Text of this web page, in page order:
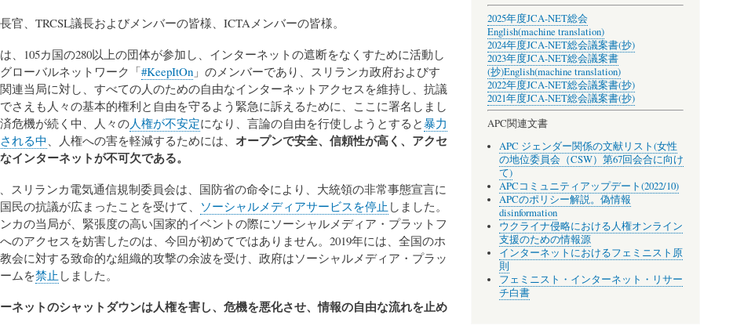
官、TRCSL議長およびメンバーの皆様、ICTAメンバーの皆様。
、105カ国の280以上の団体が参加し、インターネットの遮断をなくすために活動し
ローバルネットワーク「#KeepItOn」のメンバーであり、スリランカ政府およびす
連当局に対し、すべての人のための自由なインターネットアクセスを維持し、抗議
さえも人々の基本的権利と自由を守るよう緊急に訴えるために、ここに署名しまし
危機が続く中、人々の人権が不安定になり、言論の自由を行使しようとすると暴力
れる中 、人権への害を軽減するためには、 オープンで安全、信頼性が高く、アクセ
インターネットが不可欠である。
スリランカ電気通信規制委員会は、国防省の命令により、大統領の非常事態宣言に
民の抗議が広まったことを受けて、
ソーシャルメディアサービスを停止 しました。
カの当局が、緊張度の高い国家的イベントの際にソーシャルメディア・プラットフ
のアクセスを妨害したのは、今回が初めてではありません。2019年には、全国のホ
会に対する致命的な組織的攻撃の余波を受け、政府はソーシャルメディア・プラッ
ムを禁止 しました。
ネットのシャットダウンは人権を害し、危機を悪化させ、情報の自由な流れを止め
2025年度JCA-NET総会
English(machine translation)
2024年度JCA-NET総会議案書(抄)
2023年度JCA-NET総会議案書
(抄)English(machine translation)
2022年度JCA-NET総会議案書(抄)
2021年度JCA-NET総会議案書(抄)
APC関連文書
APC ジェンダー関係の文献リスト(女性
の地位委員会（CSW）第67回会合に向け
て)
APCコミュニティアップデート(2022/10)
APCのポリシー解説。偽情報
disinformation
ウクライナ侵略における人権オンライン
支援のための情報源
インターネットにおけるフェミニスト原
則
フェミニスト・インターネット・リサー
チ白書